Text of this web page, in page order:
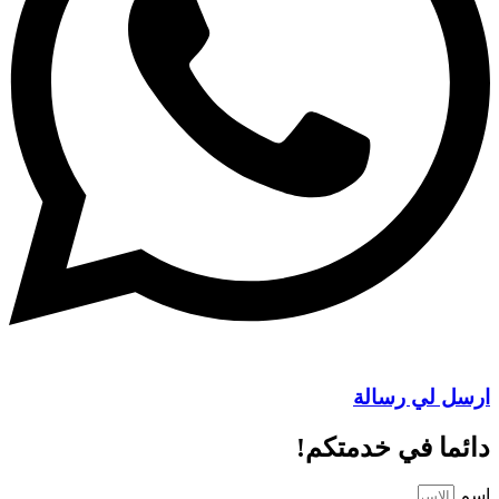
ارسل لي رسالة
دائما في خدمتكم!